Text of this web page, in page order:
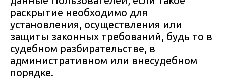
раскрытие необходимо для
установления, осуществления или
защиты законных требований, будь то в
судебном разбирательстве, в
административном или внесудебном
порядке.